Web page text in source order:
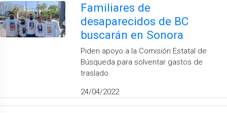
Familiares de
desaparecidos de BC
buscarán en Sonora
Piden apoyo a la Comisión Estatal de
Búsqueda para solventar gastos de
traslado
24/04/2022